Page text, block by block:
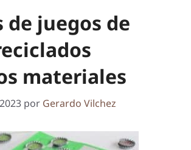
de juegos de
materiales
por Gerardo Vilchez